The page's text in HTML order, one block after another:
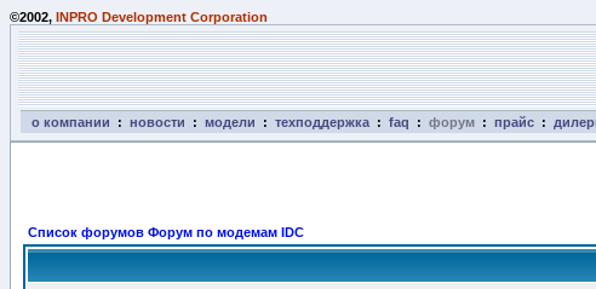
©2002, INPRO Development Corporation
о компании : новости : модели : техподдержка : faq : форум : прайс :
Список форумов Форум по модемам IDC